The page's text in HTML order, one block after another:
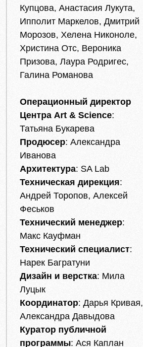
Купцова, Анастасия Лукута,
Ипполит Маркелов, Дмитрий
Морозов, Хелена Никоноле,
Христина Отс, Вероника
Призова, Лаура Родригес,
Галина Романова
Операционный директор
Центра Art & Science:
Татьяна Букарева
Продюсер: Александра
Иванова
Архитектура: SA Lab
Техническая дирекция:
Андрей Торопов, Алексей
Феськов
Технический менеджер:
Макс Кауфман
Технический специалист:
Нарек Багратуни
Дизайн и верстка: Мила
Луцык
Координатор: Дарья Кривая,
Александра Давыдова
Куратор публичной
программы: Ася Каплан